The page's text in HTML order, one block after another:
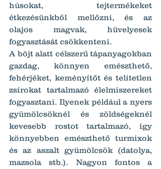
húsokat, tejtermékeket
étkezésünkből mellőzni, és az
olajos magvak, hüvelyesek
fogyasztását csökkenteni.
A böjt alatt célszerű tápanyagokban
gazdag, könnyen emészthető,
fehérjéket, keményítőt és telítetlen
zsírokat tartalmazó élelmiszereket
fogyasztani. Ilyenek például a nyers
gyümölcsöknél és zöldségeknél
kevesebb rostot tartalmazó, így
könnyebben emészthető turmixok
és az aszalt gyümölcsök (datolya,
mazsola stb.). Nagyon fontos a